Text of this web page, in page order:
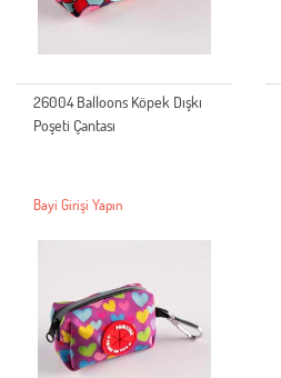
26004 Balloons Köpek Dışkı
Poşeti Çantası
Bayi Girişi Yapın